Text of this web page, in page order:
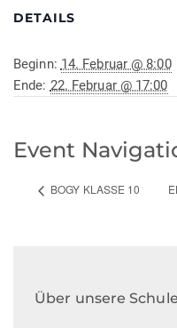
DETAILS
Beginn: 14. Februar @ 8:00
Ende: 22. Februar @ 17:00
Event
BOGY KLASSE 10
Über unsere Schule